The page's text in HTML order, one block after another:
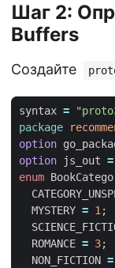
Шаг 2:
Buffers
Создайте
syntax =
package
option
option
js_out =
enum
MYSTERY = 1;
ROMANCE = 3;
NON_FICTION =